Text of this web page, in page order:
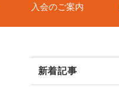
入会のご案内
新着記事